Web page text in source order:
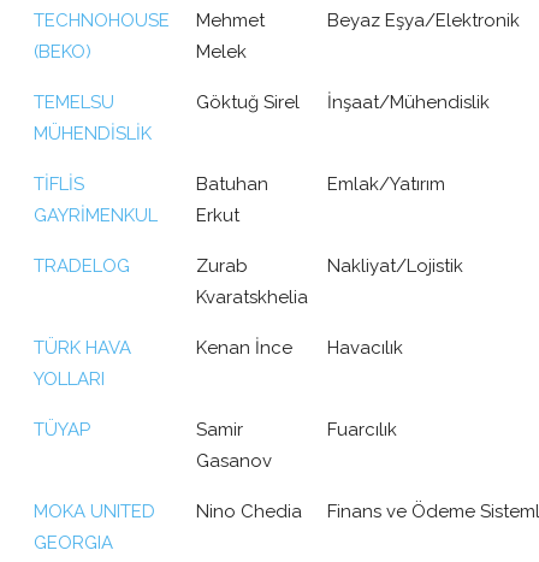
TECHNOHOUSE
(BEKO)
Mehmet
Melek
Beyaz Eşya/Elektronik
TEMELSU
MÜHENDİSLİK
Göktuğ Sirel İnşaat/Mühendislik
TİFLİS
GAYRİMENKUL
Batuhan
Erkut
Emlak/Yatırım
TRADELOG
Zurab
Kvaratskhelia
Nakliyat/Lojistik
TÜRK HAVA
YOLLARI
Kenan İnce Havacılık
TÜYAP
Samir
Gasanov
Fuarcılık
MOKA UNITED
GEORGIA
Nino Chedia Finans ve Ödeme